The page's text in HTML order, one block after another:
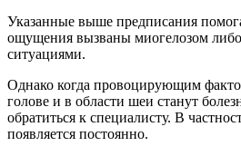
Указанные выше предписания
ощущения вызваны миогелозом
ситуациями.
Однако когда провоцирующим
голове и в области шеи станут
обратиться к специалисту. В
появляется постоянно.